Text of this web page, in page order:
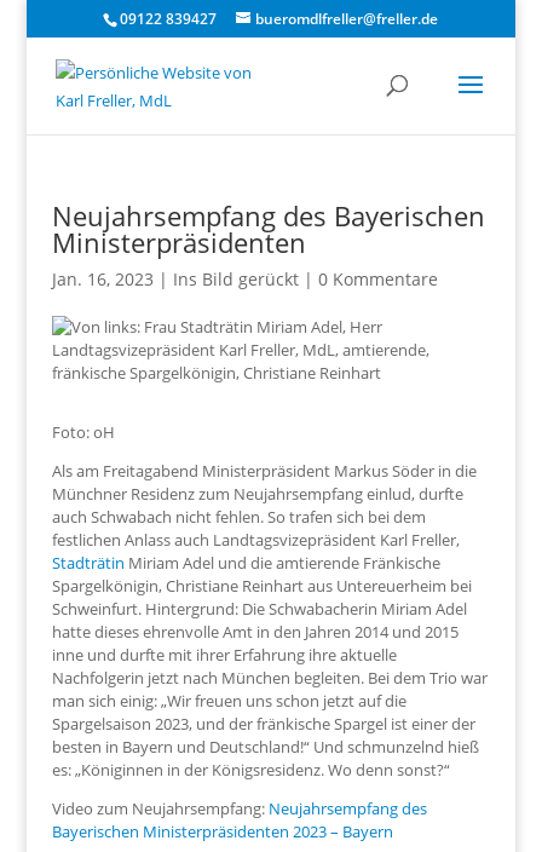
09122 839427 bueromdlfreller@freller.de
Neujahrsempfang des Bayerischen
Ministerpräsidenten
Jan. 16, 2023 | Ins Bild gerückt| 0 Kommentare
Foto: oH
Als am Freitagabend Ministerpräsident Markus Söder in die
Münchner Residenz zum Neujahrsempfang einlud, durfte
auch Schwabach nicht fehlen. So trafen sich bei dem
festlichen Anlass auch Landtagsvizepräsident Karl Freller,
Stadträtin Miriam Adel und die amtierende Fränkische
Spargelkönigin, Christiane Reinhart aus Untereuerheim bei
Schweinfurt. Hintergrund: Die Schwabacherin Miriam Adel
hatte dieses ehrenvolle Amt in den Jahren 2014 und 2015
inne und durfte mit ihrer Erfahrung ihre aktuelle
Nachfolgerin jetzt nach München begleiten. Bei dem Trio war
man sich einig: „Wir freuen uns schon jetzt auf die
Spargelsaison 2023, und der fränkische Spargel ist einer der
besten in Bayern und Deutschland!“ Und schmunzelnd hieß
es: „Königinnen in der Königsresidenz. Wo denn sonst?“
Video zum Neujahrsempfang: Neujahrsempfang des
Bayerischen Ministerpräsidenten 2023 – Bayern